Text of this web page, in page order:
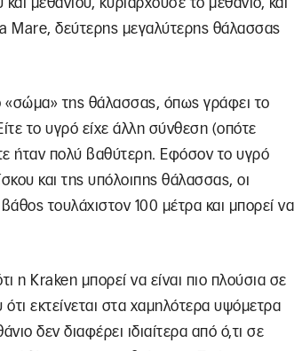
μεθανίου, κυριαρχούσε το μεθάνιο, και
Mare, δεύτερης μεγαλύτερης θάλασσας
«σώμα» της θάλασσας, όπως γράφει το
το υγρό είχε άλλη σύνθεση (οπότε
ήταν πολύ βαθύτερη. Εφόσον το υγρό
και της υπόλοιπης θάλασσας, οι
τουλάχιστον 100 μέτρα και μπορεί να
η Kraken μπορεί να είναι πιο πλούσια σε
εκτείνεται στα χαμηλότερα υψόμετρα
δεν διαφέρει ιδιαίτερα από ό,τι σε